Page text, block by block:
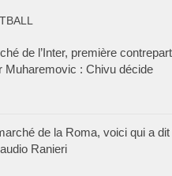
de l’Inter, première
Muharemovic : Chivu décide
de la Roma, voici qui a
Ranieri